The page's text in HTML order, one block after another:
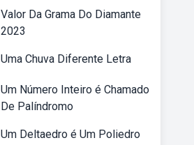
Valor Da Grama Do Diamante
2023
Uma Chuva Diferente Letra
Um Número Inteiro é Chamado
De Palíndromo
Um Deltaedro é Um Poliedro